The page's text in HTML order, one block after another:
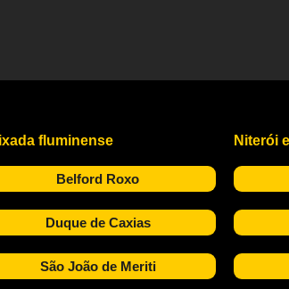
fluminense
Belford Roxo
Duque de Caxias
São João de Meriti
Niterói